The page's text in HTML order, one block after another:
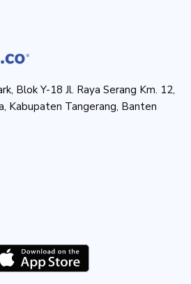
Blok Y-18 Jl. Raya Serang Km. 12,
Kabupaten Tangerang, Banten